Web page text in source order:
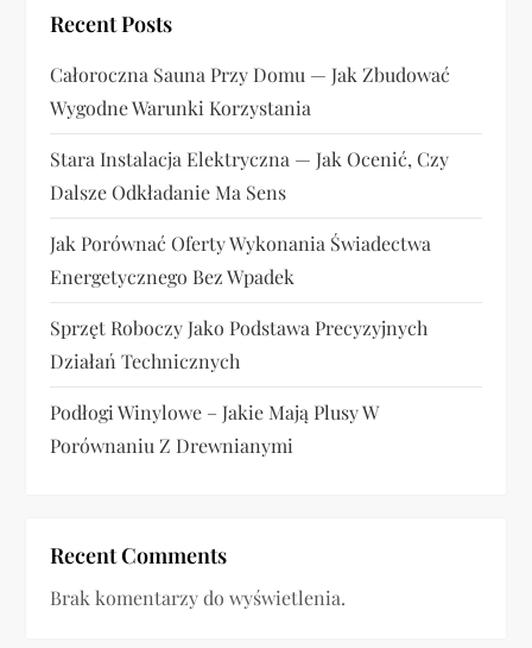
i
s
u
Recent Posts
Całoroczna Sauna Przy Domu — Jak Zbudować
Wygodne Warunki Korzystania
Stara Instalacja Elektryczna — Jak Ocenić, Czy
Dalsze Odkładanie Ma Sens
Jak Porównać Oferty Wykonania Świadectwa
Energetycznego Bez Wpadek
Sprzęt Roboczy Jako Podstawa Precyzyjnych
Działań Technicznych
Podłogi Winylowe – Jakie Mają Plusy W
Porównaniu Z Drewnianymi
Recent Comments
Brak komentarzy do wyświetlenia.